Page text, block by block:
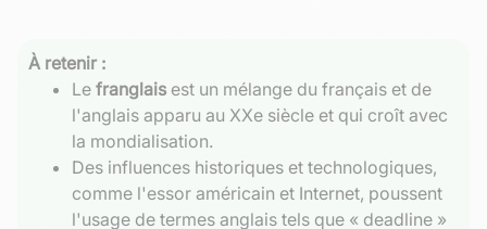
À retenir :
Le franglais est un mélange du français et de
l'anglais apparu au XXe siècle et qui croît avec
la mondialisation.
Des influences historiques et technologiques,
comme l'essor américain et Internet, poussent
l'usage de termes anglais tels que « deadline »